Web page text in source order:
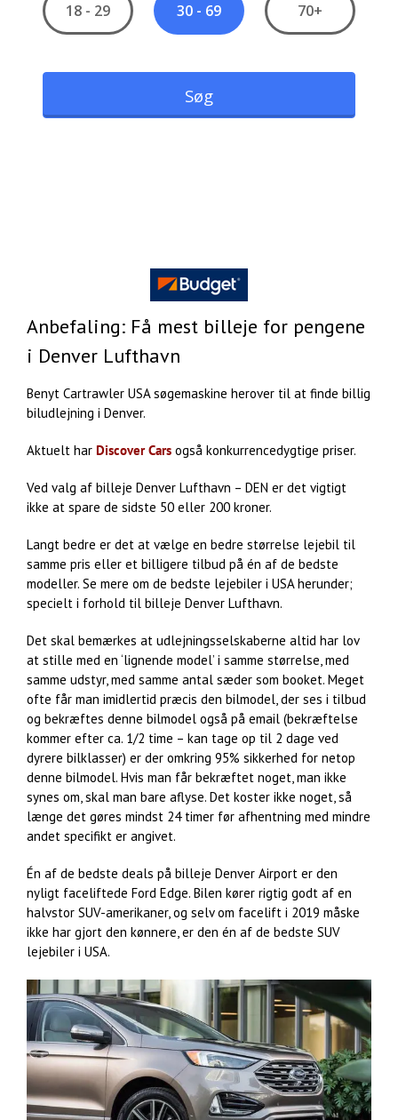
Anbefaling: Få mest billeje for pengene
i Denver Lufthavn
Benyt Cartrawler USA søgemaskine herover til at finde billig
biludlejning i Denver.
Aktuelt har Discover Cars også konkurrencedygtige priser.
Ved valg af billeje Denver Lufthavn – DEN er det vigtigt
ikke at spare de sidste 50 eller 200 kroner.
Langt bedre er det at vælge en bedre størrelse lejebil til
samme pris eller et billigere tilbud på én af de bedste
modeller. Se mere om de bedste lejebiler i USA herunder;
specielt i forhold til billeje Denver Lufthavn.
Det skal bemærkes at udlejningsselskaberne altid har lov
at stille med en ‘lignende model’ i samme størrelse, med
samme udstyr, med samme antal sæder som booket. Meget
ofte får man imidlertid præcis den bilmodel, der ses i tilbud
og bekræftes denne bilmodel også på email (bekræftelse
kommer efter ca. 1/2 time – kan tage op til 2 dage ved
dyrere bilklasser) er der omkring 95% sikkerhed for netop
denne bilmodel. Hvis man får bekræftet noget, man ikke
synes om, skal man bare aflyse. Det koster ikke noget, så
længe det gøres mindst 24 timer før afhentning med mindre
andet specifikt er angivet.
Én af de bedste deals på billeje Denver Airport er den
nyligt faceliftede Ford Edge. Bilen kører rigtig godt af en
halvstor SUV-amerikaner, og selv om facelift i 2019 måske
ikke har gjort den kønnere, er den én af de bedste SUV
lejebiler i USA.